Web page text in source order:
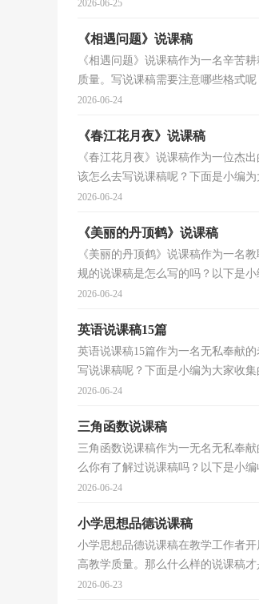
2026-06-25
《相遇问题》说课稿
《相遇问题》说课稿作为一名辛苦
质量。写说课稿需要注意哪些格式
2026-06-24
《春江花月夜》说课稿
《春江花月夜》说课稿作为一位杰
该怎么去写说课稿呢？下面是小编为
2026-06-24
《美丽的丹顶鹤》说课稿
《美丽的丹顶鹤》说课稿作为一名
规的说课稿是怎么写的吗？以下是小
2026-06-24
英语说课稿15篇
英语说课稿15篇作为一名无私奉献
写说课稿呢？下面是小编为大家收
2026-06-24
三角函数说课稿
三角函数说课稿作为一无名无私奉
么你有了解过说课稿吗？以下是小
2026-06-24
小学思想品德说课稿
小学思想品德说课稿在教学工作者
高教学质量。那么什么样的说课稿
2026-06-23